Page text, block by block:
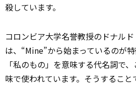
殺しています。
コロンビア大学名誉教授のドナル
は、“Mine”から始まっているのが
「私のもの」を意味する代名詞で
味で使われています。そうするこ